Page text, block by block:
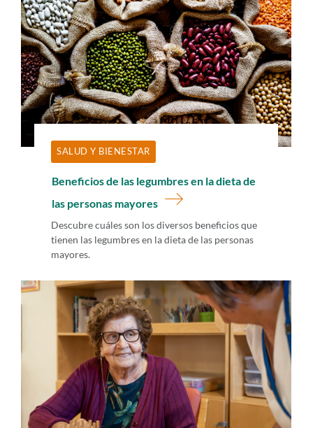
SALUD Y BIENESTAR
Beneficios de las legumbres en la dieta de
las personas mayores
Descubre cuáles son los diversos beneficios que
tienen las legumbres en la dieta de las personas
mayores.